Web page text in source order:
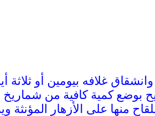
غلافه بيومين أو
بوضع كمية كافية من شماريخ
منها على الأزهار المؤنثة